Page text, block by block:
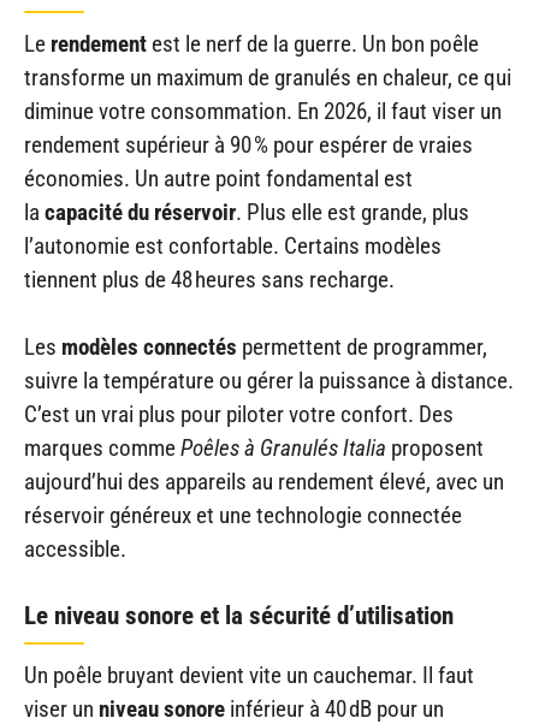
Le rendement est le nerf de la guerre. Un bon poêle
transforme un maximum de granulés en chaleur, ce qui
diminue votre consommation. En 2026, il faut viser un
rendement supérieur à 90 % pour espérer de vraies
économies. Un autre point fondamental est
la capacité du réservoir. Plus elle est grande, plus
l’autonomie est confortable. Certains modèles
tiennent plus de 48 heures sans recharge.
Les modèles connectés permettent de programmer,
suivre la température ou gérer la puissance à distance.
C’est un vrai plus pour piloter votre confort. Des
marques commePoêles à Granulés Italia proposent
aujourd’hui des appareils au rendement élevé, avec un
réservoir généreux et une technologie connectée
accessible.
Le niveau sonore et la sécurité d’utilisation
Un poêle bruyant devient vite un cauchemar. Il faut
viser un niveau sonore inférieur à 40 dB pour un